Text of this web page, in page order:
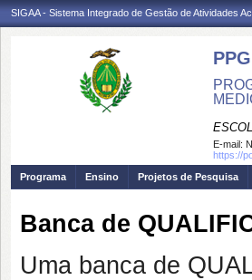
SIGAA - Sistema Integrado de Gestão de Atividades
E-mail:
https://
Programa
Ensino Projetos de Pesquisa
Banca de
Uma banca de